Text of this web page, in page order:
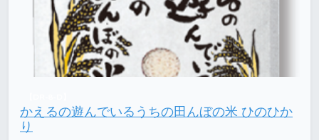
かえるの遊んでいるうちの田んぼの米 ひのひか
り